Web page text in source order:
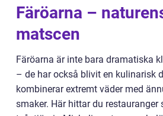
Färöarna –
matscen
Färöarna är inte bara dramatiska
– de har också blivit en kulinarisk
kombinerar extremt väder med
smaker. Här hittar du restauranger